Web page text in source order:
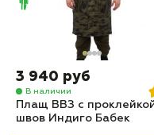
3 940 руб
В наличии
Плащ ВВЗ с
швов Индиго Бабек